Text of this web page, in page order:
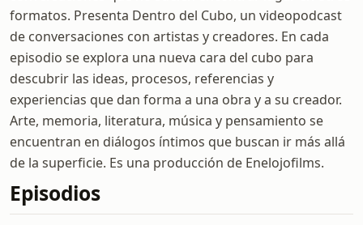
formatos. Presenta Dentro del Cubo, un videopodcast
de conversaciones con artistas y creadores. En cada
episodio se explora una nueva cara del cubo para
descubrir las ideas, procesos, referencias y
experiencias que dan forma a una obra y a su creador.
Arte, memoria, literatura, música y pensamiento se
encuentran en diálogos íntimos que buscan ir más allá
de la superficie. Es una producción de Enelojofilms.
Episodios